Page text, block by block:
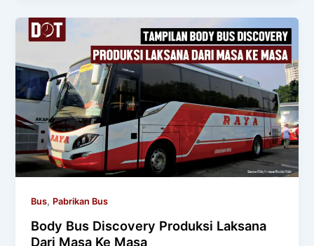
Bus, Pabrikan Bus
Body Bus Discovery Produksi Laksana
Dari Masa Ke Masa